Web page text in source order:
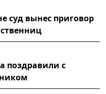
суд вынес приговор
поздравили с